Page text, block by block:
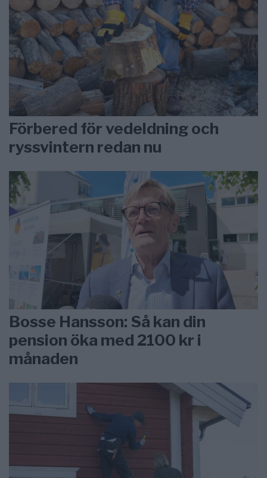
Förbered för vedeldning och
ryssvintern redan nu
Bosse Hansson: Så kan din
pension öka med 2100 kr i
månaden